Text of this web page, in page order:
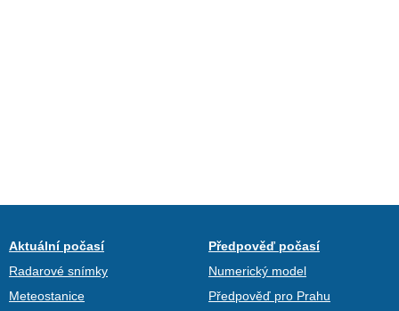
Aktuální počasí
Radarové snímky
Meteostanice
Předpověď počasí
Numerický model
Předpověď pro Prahu